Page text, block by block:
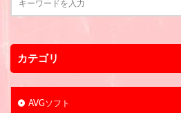
カテゴリ
AVGソフト